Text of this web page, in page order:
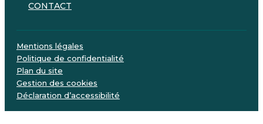
CONTACT
Mentions légales
Politique de confidentialité
Plan du site
Gestion des cookies
Déclaration d’accessibilité